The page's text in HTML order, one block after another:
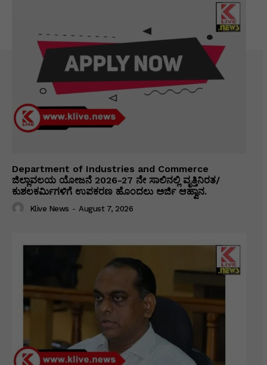
Department of Industries and Commerce
ಜಿಲ್ಲಾವಲಯ ಯೋಜನೆ 2026-27 ನೇ ಸಾಲಿನಲ್ಲಿ ವೃತ್ತಿನಿರತ/
ಕುಶಲಕರ್ಮಿಗಳಿಗೆ ಉಪಕರಣ ಹೊಂದಲು ಅರ್ಜಿ ಆಹ್ವಾನ.
Klive News - August 7, 2026